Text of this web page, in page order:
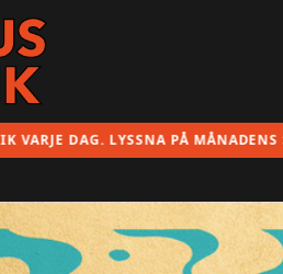
LYSSNA PÅ MÅNADENS